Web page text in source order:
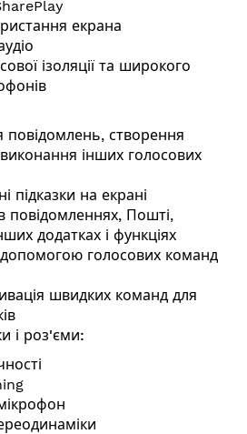
екрана
ізоляції та широкого
повідомлень, створення
інших голосових
підказки на екрані
повідомленнях, Пошті,
додатках і функціях
допомогою голосових команд
швидких команд для
і роз'єми: